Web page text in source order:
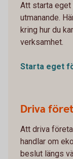
Att starta eget
utmanande.
kring hur du
verksamhet.
Starta eget
Driva
Att driva
handlar om
beslut längs